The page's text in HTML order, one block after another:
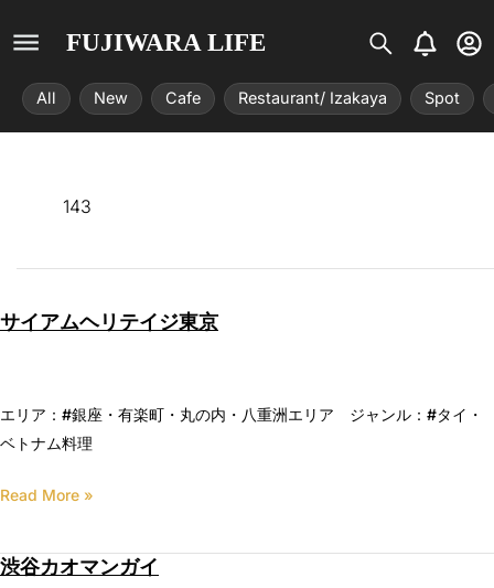
FUJIWARA LIFE
S
i
s
t
r
B
e
l
l
U
s
e
r
-
All New Cafe Restaurant/ Izakaya Spot
143
サイアムヘリテイジ東京
エリア：#銀座・有楽町・丸の内・八重洲エリア ジャンル：#タイ・
ベトナム料理
Read More »
渋谷カオマンガイ